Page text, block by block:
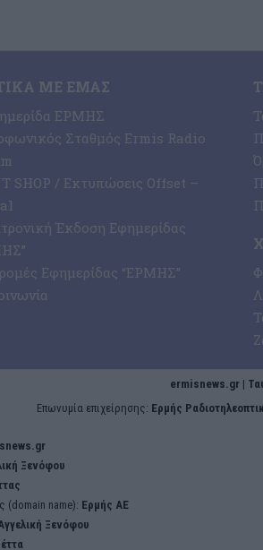
ΜΕ ΕΜΆΣ
ΕΡΜΗΣ
Σταθμός Ermis Radio
SHOP / Εκτυπώσεις Offset –
Έκδοση Εφημερίδας
Εφημερίδας “ΕΡΜΗΣ”
ermisnews.gr |
Eπωνυμία επιχείρησης: Ερμής
Ξενόφου
(domain name): Ερμής ΑΕ
Ξενόφου